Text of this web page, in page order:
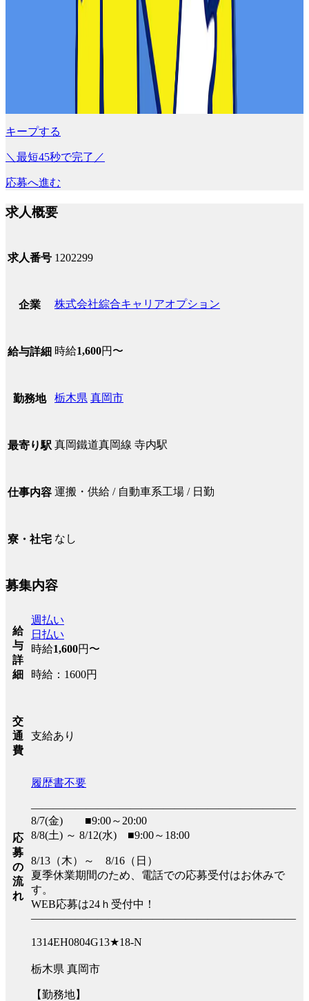
キープする
＼最短45秒で完了／
応募へ進む
求人概要
求人番号 1202299
企業 株式会社綜合キャリアオプション
給与詳細 時給1,600円〜
勤務地 栃木県 真岡市
最寄り駅 真岡鐵道真岡線 寺内駅
仕事内容 運搬・供給 / 自動車系工場 / 日勤
寮・社宅 なし
募集内容
給
与
詳
細
週払い
日払い
時給1,600円〜
時給：1600円
交
通
費
支給あり
応
募
の
流
れ
履歴書不要
――――――――――――――――――――――――
8/7(金) ■9:00～20:00
8/8(土) ～ 8/12(水) ■9:00～18:00
8/13（木）～ 8/16（日）
夏季休業期間のため、電話での応募受付はお休みで
す。
WEB応募は24ｈ受付中！
――――――――――――――――――――――――
1314EH0804G13★18-N
栃木県 真岡市
【勤務地】